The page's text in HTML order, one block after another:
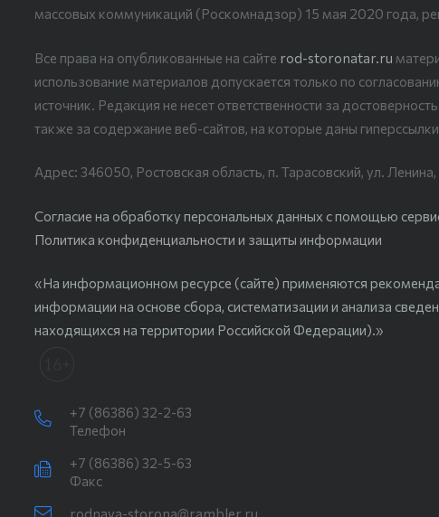
массовых коммуникаций (Роскомнадзор) 15 мая 2020 года,
Все права на опубликованные на сайте rod-storonatar.ru
использование материалов допускается только по
источник. Редакция не несет ответственности за
также за содержание веб-сайтов, на которые даны
Адрес: 346050, Ростовская область, п. Тарасовский, ул.
Согласие на обработку персональных данных с помощью
Политика конфиденциальности и защиты информации
«На информационном ресурсе (сайте) применяются
информации на основе сбора, систематизации и анализа
находящихся на территории Российской Федерации).»
+7 (86386) 32-2-63
Телефон
+7 (86386) 32-5-63
Факс
rodnaya-storona@rambler.ru